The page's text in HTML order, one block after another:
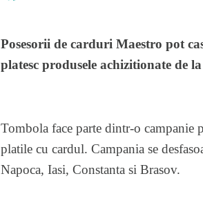
Posesorii de carduri Maestro pot
platesc produsele achizitionate de
Tombola face parte dintr-o campanie
platile cu cardul. Campania se
Napoca, Iasi, Constanta si Brasov.